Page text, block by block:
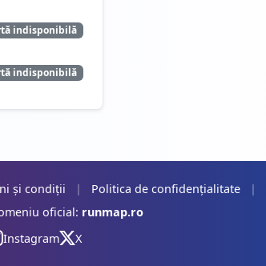
indisponibilă
indisponibilă
și condiții | Politica de confidențialitate |
oficial: runmap.ro
Instagram X